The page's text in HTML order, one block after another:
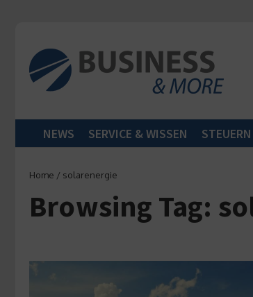
NEWS SERVICE & WISSEN
Home / solarenergie
Browsing Tag: